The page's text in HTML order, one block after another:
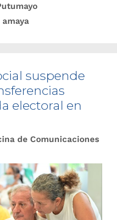
suspende
electoral en
de Comunicaciones